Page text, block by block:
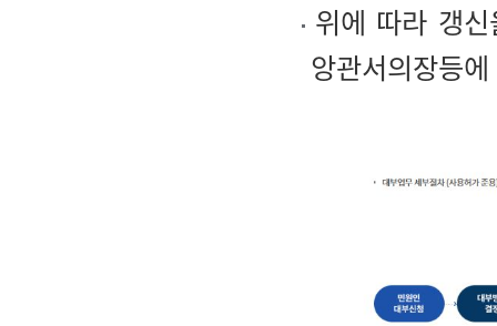
위에 따라 갱
앙관서의장등